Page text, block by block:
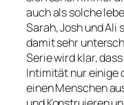
auch als solche
Sarah, Josh und Ali
damit sehr
Serie wird klar,
Intimität nur einige
einen Menschen